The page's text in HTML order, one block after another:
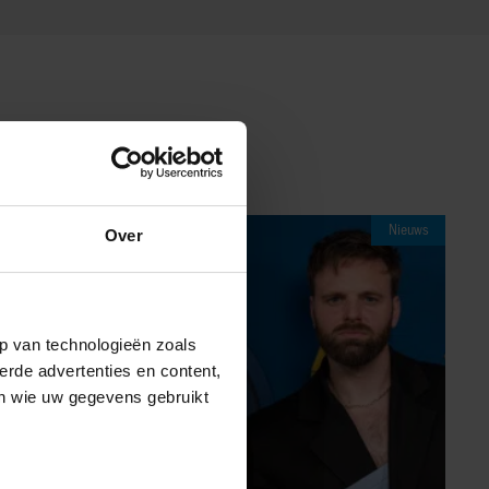
Over
van technologieën zoals
advertenties en content,
wie uw gegevens gebruikt
Nieuws